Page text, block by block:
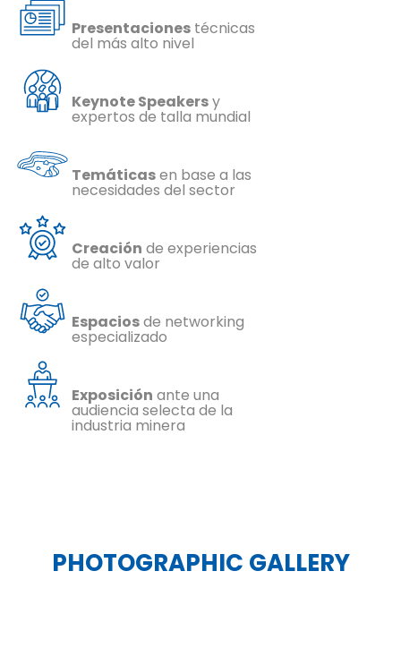
Presentaciones técnicas
del más alto nivel
Keynote Speakersy
expertos de talla mundial
Temáticasen base a las
necesidades del sector
Creación de experiencias
de alto valor
Espaciosde networking
especializado
Exposición ante una
audiencia selecta de la
industria minera
PHOTOGRAPHIC GALLERY